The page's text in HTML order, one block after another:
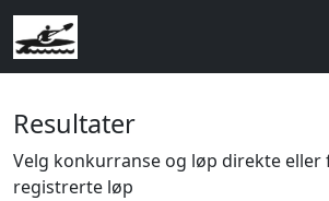
Resultater
Velg konkurranse og løp direkte
registrerte løp